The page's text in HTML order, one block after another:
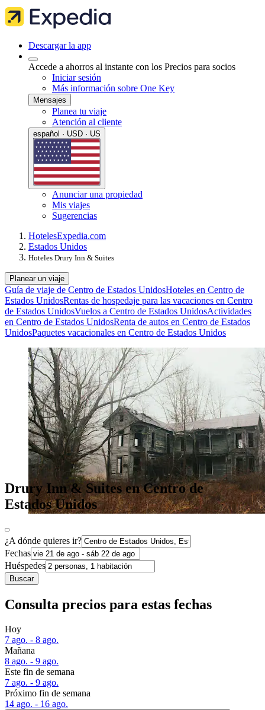
Descargar la app
Accede a ahorros al instante con los Precios para socios
Iniciar sesión
Más información sobre One Key
Mensajes
Planea tu viaje
Atención al cliente
español · USD · US
Anunciar una propiedad
Mis viajes
Sugerencias
HotelesExpedia.com
Estados Unidos
Hoteles Drury Inn & Suites
Planear un viaje
Guía de viaje de Centro de Estados UnidosHoteles en Centro de
Estados UnidosRentas de hospedaje para las vacaciones en Centro
de Estados UnidosVuelos a Centro de Estados UnidosActividades
en Centro de Estados UnidosRenta de autos en Centro de Estados
UnidosPaquetes vacacionales en Centro de Estados Unidos
Drury Inn & Suites en Centro de
Estados Unidos
¿A dónde quieres ir?
Fechas
Huéspedes
Buscar
Consulta precios para estas fechas
Hoy
7 ago. - 8 ago.
Mañana
8 ago. - 9 ago.
Este fin de semana
7 ago. - 9 ago.
Próximo fin de semana
14 ago. - 16 ago.